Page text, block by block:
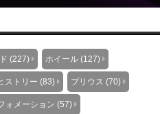
(227) ホイール (127)
ストリー (83) プリウス (70)
ォメーション (57)